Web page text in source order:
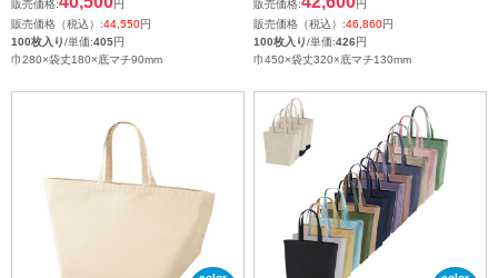
販売価格:
円
販売価格（税込）:44,550円
100枚入り/単価:405円
巾280×袋丈180×底マチ90mm
販売価格:
円
販売価格（税込）:46,860円
100枚入り/単価:426円
巾450×袋丈320×底マチ130mm